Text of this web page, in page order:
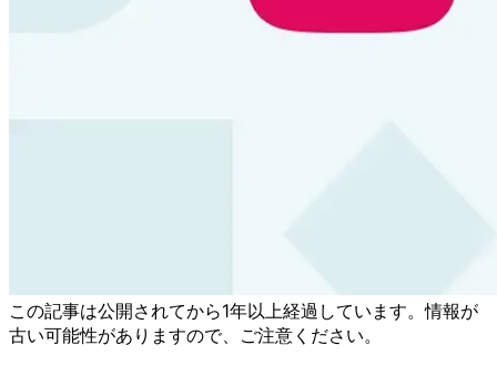
この記事は公開されてから1年以上経過しています。情報が
古い可能性がありますので、ご注意ください。